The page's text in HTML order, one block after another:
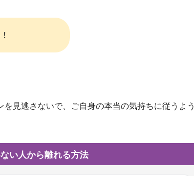
見逃さないで、ご自身の本当の気持ちに従うよう
い人から離れる方法